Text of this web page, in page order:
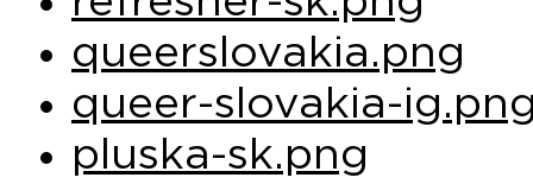
queerslovakia.png
queer-slovakia-
pluska-sk.png